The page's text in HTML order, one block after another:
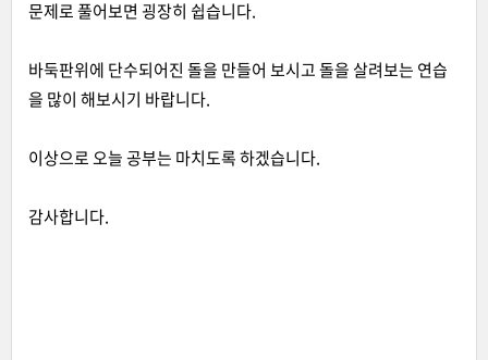
문제로 풀어보면 굉장히 쉽습니다.
바둑판위에 단수되어진 돌을 만들어 보시고 돌을 살려보는 연습
을 많이 해보시기 바랍니다.
이상으로 오늘 공부는 마치도록 하겠습니다.
감사합니다.